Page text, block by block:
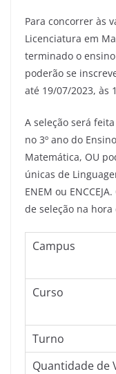
Para concorrer às
Licenciatura em
terminado o
poderão se
até 19/07/2023, às
A seleção será
no 3º ano do
Matemática, OU
únicas de
ENEM ou
de seleção na